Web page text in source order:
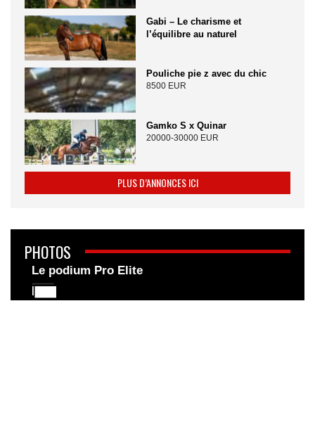
Gabi – Le charisme et
l’équilibre au naturel
Pouliche pie z avec du chic
8500 EUR
Gamko S x Quinar
20000-30000 EUR
PLUS D’ANNONCES ICI
PHOTOS
Le podium Pro Elite